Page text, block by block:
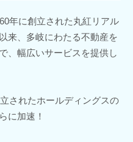
年に創立された丸紅リアル
来、多岐にわたる不動産を
、幅広いサービスを提供し
されたホールディングスの
に加速！